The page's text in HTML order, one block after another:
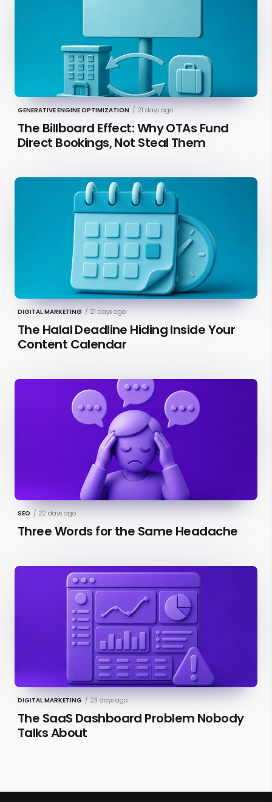
GENERATIVE ENGINE OPTIMIZATION / 21 days ago
The Billboard Effect: Why OTAs Fund
Direct Bookings, Not Steal Them
DIGITAL MARKETING / 21 days ago
The Halal Deadline Hiding Inside Your
Content Calendar
SEO / 22 days ago
Three Words for the Same Headache
DIGITAL MARKETING / 23 days ago
The SaaS Dashboard Problem Nobody
Talks About